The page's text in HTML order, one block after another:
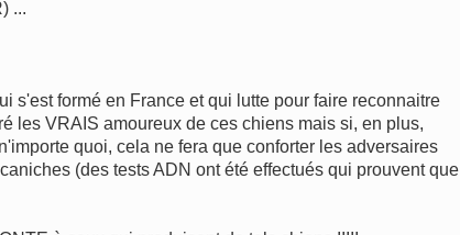
...
s'est formé en France et qui lutte pour faire reconnaitre
les VRAIS amoureux de ces chiens mais si, en plus,
quoi, cela ne fera que conforter les adversaires
(des tests ADN ont été effectués qui prouvent que